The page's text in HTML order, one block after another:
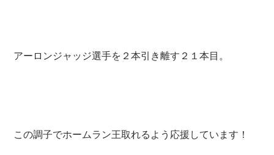
アーロンジャッジ選手を２本引き離す２１本目。
この調子でホームラン王取れるよう応援しています！